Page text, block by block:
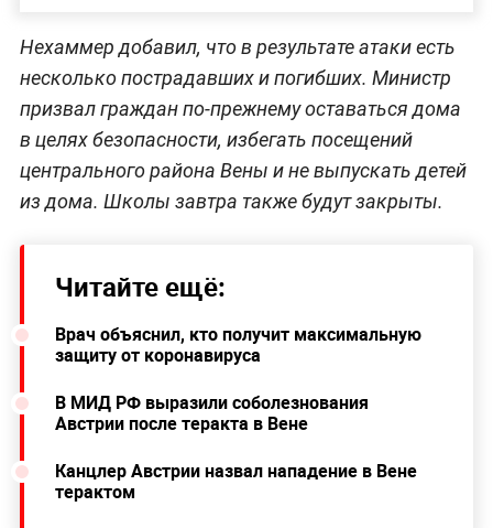
Нехаммер добавил, что в результате атаки есть
несколько пострадавших и погибших. Министр
призвал граждан по-прежнему оставаться дома
в целях безопасности, избегать посещений
центрального района Вены и не выпускать детей
из дома. Школы завтра также будут закрыты.
Читайте ещё:
Врач объяснил, кто получит максимальную
защиту от коронавируса
В МИД РФ выразили соболезнования
Австрии после теракта в Вене
Канцлер Австрии назвал нападение в Вене
терактом